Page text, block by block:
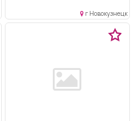
г Новокузнецк